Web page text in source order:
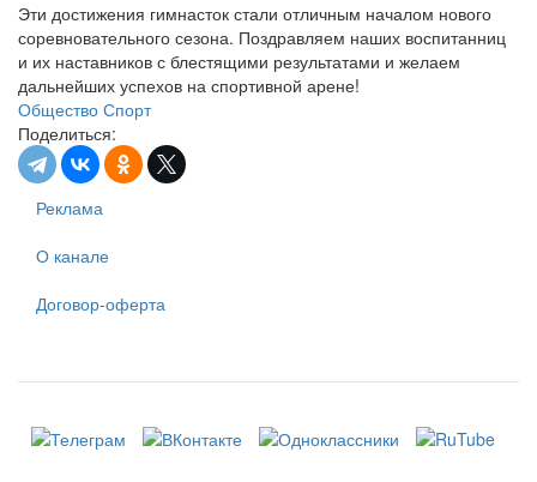
Эти достижения гимнасток стали отличным началом нового
соревновательного сезона. Поздравляем наших воспитанниц
и их наставников с блестящими результатами и желаем
дальнейших успехов на спортивной арене!
Общество Спорт
Поделиться:
Реклама
О канале
Договор-оферта